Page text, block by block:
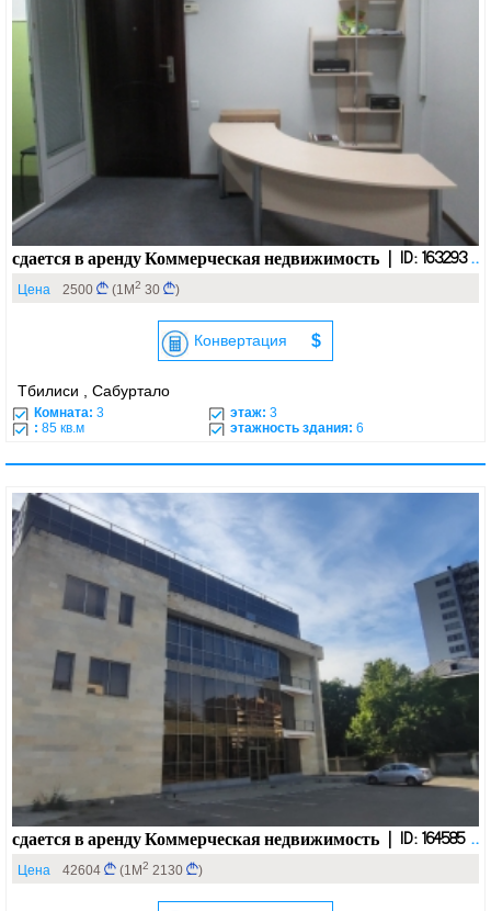
сдается в аренду Коммерческая недвижимость | ID: 163293 ..
Цена 2500 (1М2 30 )
Конвертация $
Тбилиси , Сабуртало
Комната: 3 этаж: 3
: 85 кв.м этажность здания: 6
сдается в аренду Коммерческая недвижимость | ID: 164585 ..
Цена 42604 (1М2 2130 )